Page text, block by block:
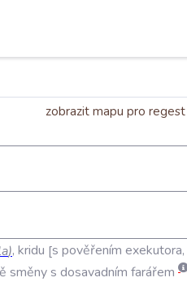
zobrazit mapu pro regest
), kridu s pověřením exekutora,
směnys dosavadním farářem